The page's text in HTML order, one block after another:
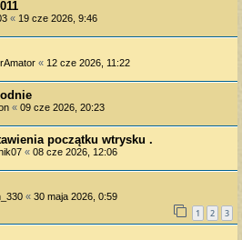
« 19 cze 2026, 9:46
« 12 cze 2026, 11:22
« 09 cze 2026, 20:23
początku wtrysku .
« 08 cze 2026, 12:06
« 30 maja 2026, 0:59
1 2 3